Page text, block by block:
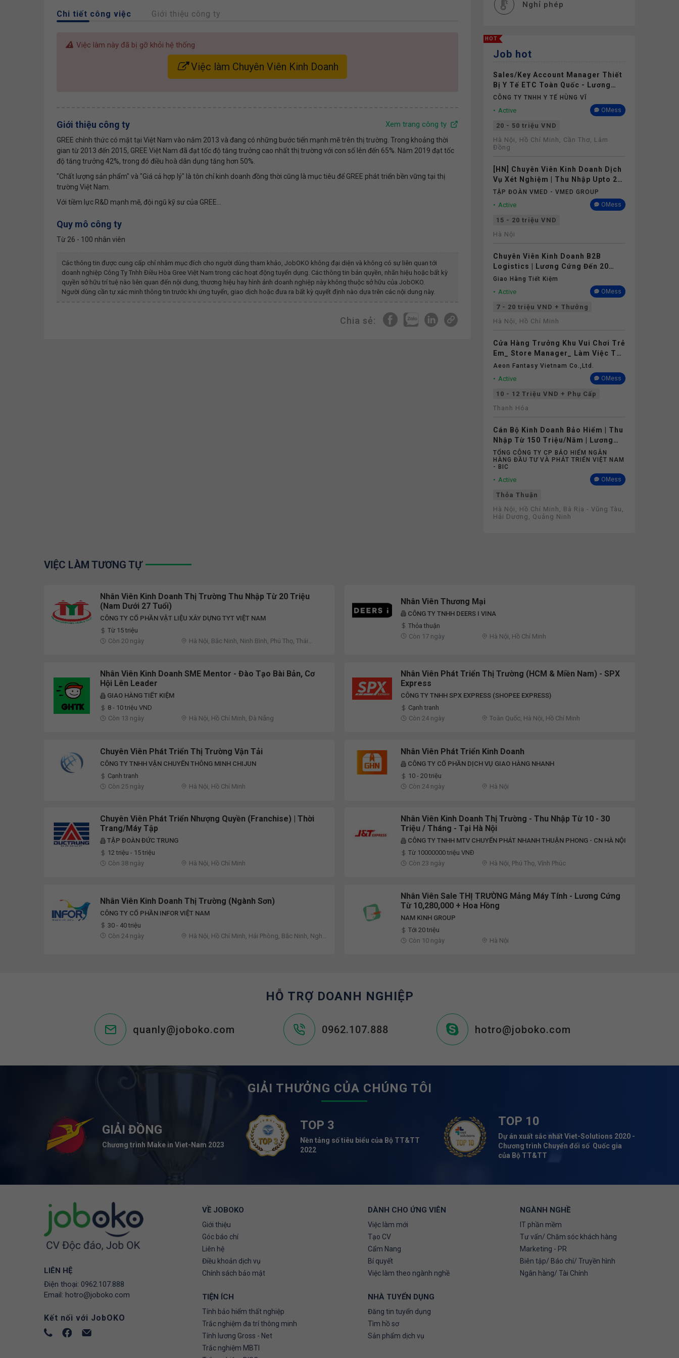
Chi tiết công việc Giới thiệu công ty
Việc làm này đã bị gỡ khỏi hệ thống
Việc làm Chuyên Viên Kinh Doanh
Giới thiệu công ty Xem trang công ty
GREE chính thức có mặt tại Việt Nam vào năm 2013 và đang có những bước tiến mạnh mẽ trên thị trường. Trong khoảng thời
gian từ 2013 đến 2015, GREE Việt Nam đã đạt tốc độ tăng trưởng cao nhất thị trường với con số lên đến 65%. Năm 2019 đạt tốc
độ tăng trưởng 42%, trong đó điều hoà dân dụng tăng hơn 50%.
"Chất lượng sản phẩm" và "Giá cả hợp lý" là tôn chỉ kinh doanh đồng thời cũng là mục tiêu để GREE phát triển bền vững tại thị
trường Việt Nam.
Với tiềm lực R&D mạnh mẽ, đội ngũ kỹ sư của GREE...
Quy mô công ty
Từ 26 - 100 nhân viên
Các thông tin được cung cấp chỉ nhằm mục đích cho người dùng tham khảo, JobOKO không đại diện và không có sự liên quan tới
doanh nghiệp Công Ty Tnhh Điều Hòa Gree Việt Nam trong các hoạt động tuyển dụng. Các thông tin bản quyền, nhãn hiệu hoặc bất kỳ
quyền sở hữu trí tuệ nào liên quan đến nội dung, thương hiệu hay hình ảnh doanh nghiệp này không thuộc sở hữu của JobOKO.
Người dùng cần tự xác minh thông tin trước khi ứng tuyển, giao dịch hoặc đưa ra bất kỳ quyết định nào dựa trên các nội dung này.
Chia sẻ:
Nghỉ phép
HOT
Job hot
Sales/Key Account Manager Thiết
Bị Y Tế ETC Toàn Quốc - Lương
Upto 50 Triệu
CÔNG TY TNHH Y TẾ HÙNG VĨ
Active OMess
20 - 50 triệu VND
Hà Nội, Hồ Chí Minh, Cần Thơ, Lâm
Đồng
[HN] Chuyên Viên Kinh Doanh Dịch
Vụ Xét Nghiệm | Thu Nhập Upto 20
Triệu
TẬP ĐOÀN VMED - VMED GROUP
Active OMess
15 - 20 triệu VND
Hà Nội
Chuyên Viên Kinh Doanh B2B
Logistics | Lương Cứng Đến 20
Triệu | Tối Thiểu 1 Năm Kinh
Giao Hàng Tiết Kiệm
Active OMess
7 - 20 triệu VND + Thưởng
Hà Nội, Hồ Chí Minh
Cửa Hàng Trưởng Khu Vui Chơi Trẻ
Em_ Store Manager_ Làm Việc Tại
Aeon Mall Thanh Hóa
Aeon Fantasy Vietnam Co.,ltd.
Active OMess
10 - 12 Triệu VND + Phụ Cấp
Thanh Hóa
Cán Bộ Kinh Doanh Bảo Hiểm | Thu
Nhập Từ 150 Triệu/Năm | Lương
Cứng Không Phụ Thuộc Doanh Số
TỔNG CÔNG TY CP BẢO HIỂM NGÂN
HÀNG ĐẦU TƯ VÀ PHÁT TRIỂN VIỆT NAM
- BIC
Active OMess
Thỏa Thuận
Hà Nội, Hồ Chí Minh, Bà Rịa - Vũng Tàu,
Hải Dương, Quảng Ninh
VIỆC LÀM TƯƠNG TỰ
Nhân Viên Kinh Doanh Thị Trường Thu Nhập Từ 20 Triệu
(Nam Dưới 27 Tuổi)
CÔNG TY CỔ PHẦN VẬT LIỆU XÂY DỰNG TYT VIỆT NAM
Từ 15 triệu
Còn 20 ngày
Hà Nội, Bắc Ninh, Ninh Bình, Phú Thọ, Thái
Nhân Viên Thương Mại
CÔNG TY TNHH DEERS I VINA
Thỏa thuận
Còn 17 ngày
Hà Nội, Hồ Chí Minh
Nhân Viên Kinh Doanh SME Mentor - Đào Tạo Bài Bản, Cơ
Hội Lên Leader
GIAO HÀNG TIẾT KIỆM
8 - 10 triệu VND
Còn 13 ngày
Hà Nội, Hồ Chí Minh, Đà Nẵng
Nhân Viên Phát Triển Thị Trường (HCM & Miền Nam) - SPX
Express
CÔNG TY TNHH SPX EXPRESS (SHOPEE EXPRESS)
Cạnh tranh
Còn 24 ngày
Toàn Quốc, Hà Nội, Hồ Chí Minh
Chuyên Viên Phát Triển Thị Trường Vận Tải
CÔNG TY TNHH VẬN CHUYỂN THÔNG MINH CHIJUN
Cạnh tranh
Còn 25 ngày
Hà Nội, Hồ Chí Minh
Nhân Viên Phát Triển Kinh Doanh
CÔNG TY CỔ PHẦN DỊCH VỤ GIAO HÀNG NHANH
10 - 20 triệu
Còn 24 ngày
Hà Nội
Chuyên Viên Phát Triển Nhượng Quyền (Franchise) | Thời
Trang/Máy Tập
TẬP ĐOÀN ĐỨC TRUNG
12 triệu - 15 triệu
Còn 38 ngày
Hà Nội, Hồ Chí Minh
Nhân Viên Kinh Doanh Thị Trường - Thu Nhập Từ 10 - 30
Triệu / Tháng - Tại Hà Nội
CÔNG TY TNHH MTV CHUYỂN PHÁT NHANH THUẬN PHONG - CN HÀ NỘI
Từ 10000000 triệu VNĐ
Còn 23 ngày
Hà Nội, Phú Thọ, Vĩnh Phúc
Nhân Viên Kinh Doanh Thị Trường (Ngành Sơn)
CÔNG TY CỔ PHẦN INFOR VIỆT NAM
30 - 40 triệu
Còn 24 ngày
Hà Nội, Hồ Chí Minh, Hải Phòng, Bắc Ninh, Nghệ
Nhân Viên Sale THỊ TRƯỜNG Mảng Máy Tính - Lương Cứng
Từ 10,280,000 + Hoa Hồng
NAM KINH GROUP
Tới 20 triệu
Còn 10 ngày
Hà Nội
HỖ TRỢ DOANH NGHIỆP
quanly@joboko.com 0962.107.888 hotro@joboko.com
GIẢI THƯỞNG CỦA CHÚNG TÔI
GIẢI ĐỒNG
Chương trình Make in Viet-Nam 2023
TOP 3
Nền tảng số tiêu biểu của Bộ TT&TT
2022
TOP 10
Dự án xuất sắc nhất Viet-Solutions 2020 -
Chương trình Chuyển đổi số Quốc gia
của Bộ TT&TT
LIÊN HỆ
Điện thoại: 0962.107.888
Email: hotro@joboko.com
Kết nối với JobOKO
VỀ JOBOKO
Giới thiệu
Góc báo chí
Liên hệ
Điều khoản dịch vụ
Chính sách bảo mật
TIỆN ÍCH
Tính bảo hiểm thất nghiệp
Trắc nghiệm đa trí thông minh
Tính lương Gross - Net
Trắc nghiệm MBTI
DÀNH CHO ỨNG VIÊN
Việc làm mới
Tạo CV
Cẩm Nang
Bí quyết
Việc làm theo ngành nghề
NHÀ TUYỂN DỤNG
Đăng tin tuyển dụng
Tìm hồ sơ
Sản phẩm dịch vụ
NGÀNH NGHỀ
IT phần mềm
Tư vấn/ Chăm sóc khách hàng
Marketing - PR
Biên tập/ Báo chí/ Truyền hình
Ngân hàng/ Tài Chính